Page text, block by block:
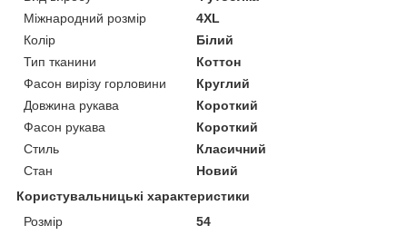
Міжнародний розмір
4XL
Колір
Білий
Тип тканини
Коттон
Фасон вирізу горловини
Круглий
Довжина рукава
Короткий
Фасон рукава
Короткий
Стиль
Класичний
Стан
Новий
Користувальницькі характеристики
Розмір
54